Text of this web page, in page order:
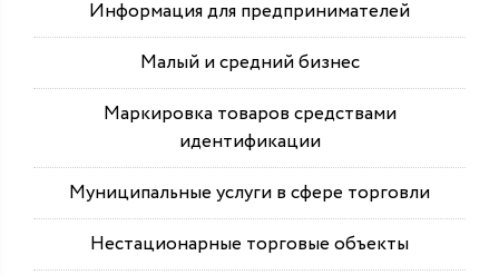
Информация для предпринимателей
Малый и средний бизнес
Маркировка товаров средствами
идентификации
Муниципальные услуги в сфере торговли
Нестационарные торговые объекты